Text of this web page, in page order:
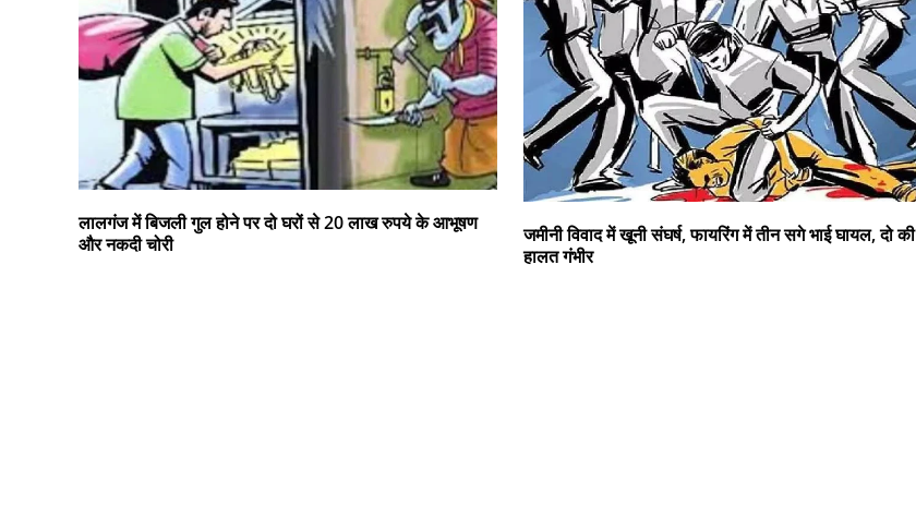
लालगंज में बिजली गुल होने पर दो घरों से 20 लाख रुपये के आभूषण
और नकदी चोरी
जमीनी विवाद में खूनी संघर्ष, फायरिंग में तीन सगे भाई घायल, दो की
हालत गंभीर